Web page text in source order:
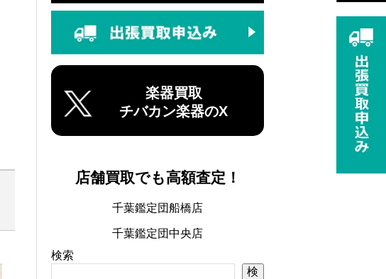
楽器買取
チバカン楽器のX
店舗買取でも高額査定！
千葉鑑定団船橋店
千葉鑑定団中央店
検索
検